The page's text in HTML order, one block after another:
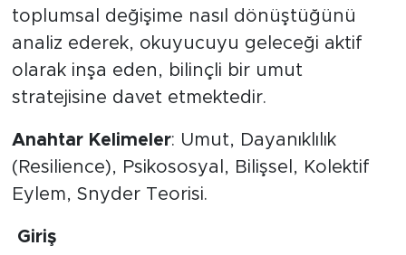
toplumsal değişime nasıl dönüştüğünü
analiz ederek, okuyucuyu geleceği aktif
olarak inşa eden, bilinçli bir umut
stratejisine davet etmektedir.
​Anahtar Kelimeler: Umut, Dayanıklılık
(Resilience), Psikososyal, Bilişsel, Kolektif
Eylem, Snyder Teorisi.
Giriş
SİYASET
MEDYA KÖŞESİ
FOTO GALERİ
ALINTI YAZARLAR
SOSYAL MEDYA